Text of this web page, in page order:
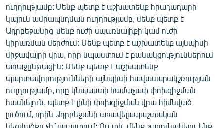
ուղղությամբ: Մենք պետք է աշխատենք հրադադարի
կայուն ամրապնդման ուղղությամբ, մենք պետք է
Ադրբեջանից լսենք ուժի սպառնալիքի կամ ուժի
կիրառման մերժում: Մենք պետք է աշխատենք այնպիսի
միջավայրի վրա, որը նպաստում է բանակցություններում
առաջընթացին: Մենք պետք է աշխատենք
պարտավորությունների այնպիսի հավասարակշռության
ուղղությամբ, որը կնպաստի համաչափ փոխզիջման
հասնելուն, պետք է լինի փոխզիջման վրա հիմնված
լուծում, որին Ադրբեջանի առավելապաշտական
կեցվածքը չի նպաստում: Ուստի, մենք շարունակելու ենք